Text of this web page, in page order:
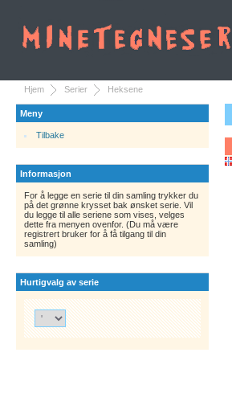
Hjem Serier Heksene
Meny
Tilbake
Informasjon
For å legge en serie til din samling trykker du
på det grønne krysset bak ønsket serie. Vil
du legge til alle seriene som vises, velges
dette fra menyen ovenfor. (Du må være
registrert bruker for å få tilgang til din
samling)
Hurtigvalg av serie